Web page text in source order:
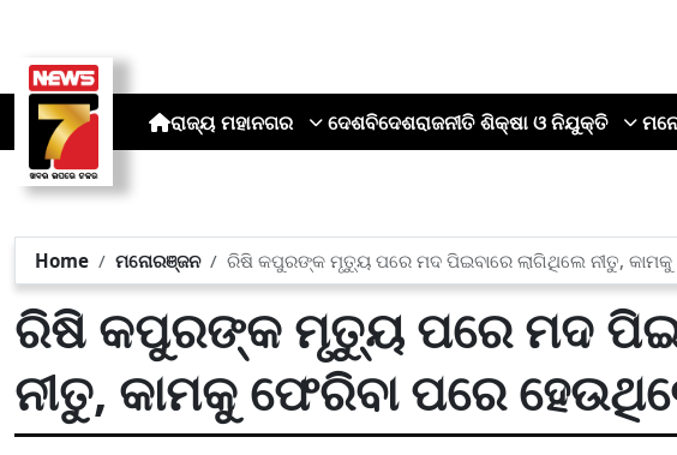
ରାଜ୍ୟ ମହାନଗର ଦେଶବିଦେଶରାଜନୀତି ଶିକ୍ଷା ଓ ନିଯୁକ୍ତି
Home ମନୋରଞ୍ଜନ ରିଷି କପୁରଙ୍କ ମୃତ୍ୟୁ ପରେ ମଦ ପିଇବାରେ ଲାଗିଥିଲେ ନୀତୁ,
ରିଷି କପୁରଙ୍କ ମୃତ୍ୟୁ ପରେ ମଦ
ନୀତୁ, କାମକୁ ଫେରିବା ପରେ